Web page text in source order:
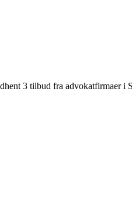
3 tilbud fra advokatfirmaer i